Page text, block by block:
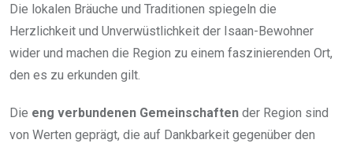
Die lokalen Bräuche und Traditionen spiegeln die
Herzlichkeit und Unverwüstlichkeit der Isaan-Bewohner
wider und machen die Region zu einem faszinierenden Ort,
den es zu erkunden gilt.
Die eng verbundenen Gemeinschaften der Region sind
von Werten geprägt, die auf Dankbarkeit gegenüber den